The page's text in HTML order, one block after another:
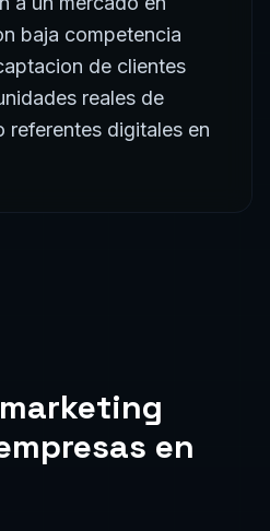
baja competencia
de clientes
reales de
referentes digitales en
marketing
en